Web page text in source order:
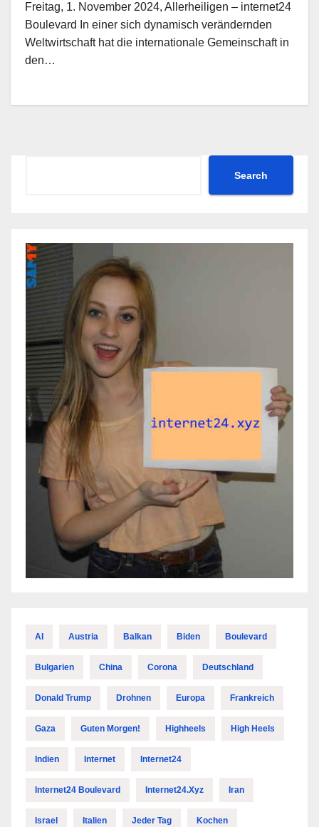
Freitag, 1. November 2024, Allerheiligen – internet24
Boulevard In einer sich dynamisch verändernden
Weltwirtschaft hat die internationale Gemeinschaft in
den…
Search
AI Austria Balkan Biden Boulevard
Bulgarien China Corona Deutschland
Donald Trump Drohnen Europa Frankreich
Gaza Guten Morgen! Highheels High Heels
Indien Internet Internet24
Internet24 Boulevard Internet24.xyz Iran
Israel Italien Jeder Tag Kochen